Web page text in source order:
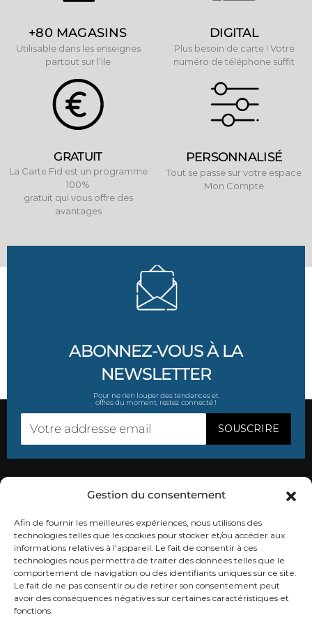
Gestion du consentement
Afin de fournir les meilleures expériences, nous utilisons des
technologies telles que les cookies pour stocker et/ou accéder aux
informations relatives à l'appareil. Le fait de consentir à ces
technologies nous permettra de traiter des données telles que le
comportement de navigation ou des identifiants uniques sur ce site.
Le fait de ne pas consentir ou de retirer son consentement peut
avoir des conséquences négatives sur certaines caractéristiques et
fonctions.
+80 MAGASINS
Utilisable dans les enseignes
partout sur l’ile
DIGITAL
Plus besoin de carte ! Votre
numéro de téléphone suffit
GRATUIT
La Carte Fid est un programme
100%
gratuit qui vous offre des
avantages
PERSONNALISÉ
Tout se passe sur votre espace
Mon Compte
ABONNEZ-VOUS À LA
NEWSLETTER
Pour ne rien louper des tendances et
offres du moment, restez connecté !
CONTACTEZ-NOUS
SUIVEZ-NOUS